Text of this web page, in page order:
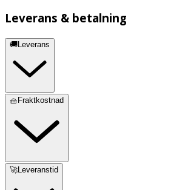
Leverans & betalning
🚚Leverans
🧺Fraktkostnad
🚀Leveranstid